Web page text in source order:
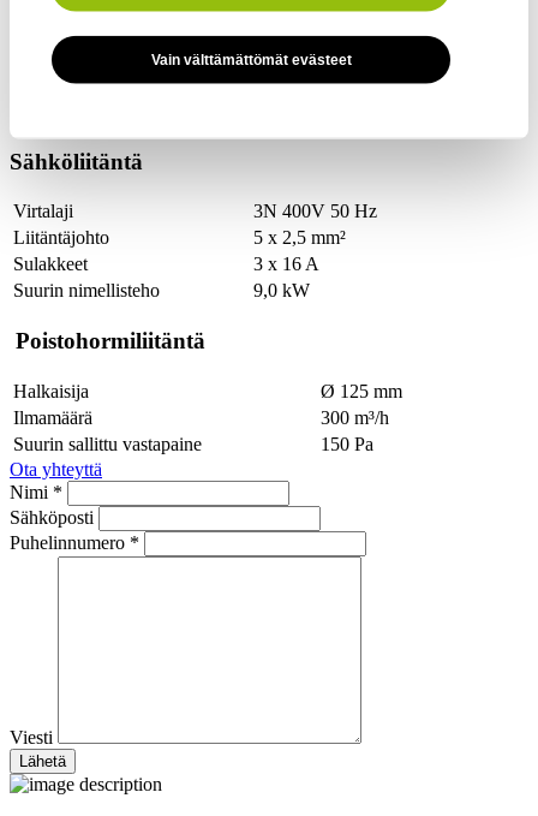
Vain välttämättömät evästeet
Ripustimet
Tangot
36 kpl
Sähköliitäntä
Virtalaji
3N 400V 50 Hz
Liitäntäjohto
5 x 2,5 mm²
Sulakkeet
3 x 16 A
Suurin nimellisteho
9,0 kW
Poistohormiliitäntä
Halkaisija
Ø 125 mm
Ilmamäärä
300 m³/h
Suurin sallittu vastapaine
150 Pa
Ota yhteyttä
Nimi *
Sähköposti
Puhelinnumero *
Viesti